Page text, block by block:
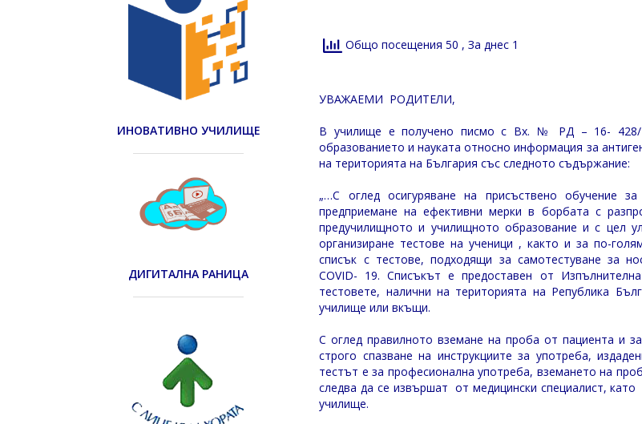
Общо посещения 50 , За днес 1
УВАЖАЕМИ РОДИТЕЛИ,
В училище е получено писмо с Вх. № РД – 16- 428/
образованието и науката относно информация за
на територията на България със следното съдържание:
„…С оглед осигуряване на присъствено обучение
предприемане на ефективни мерки в борбата с
предучилищното и училищното образование и с цел
организиране тестове на ученици , както и за по-
списък с тестове, подходящи за самотестуване за
COVID- 19. Списъкът е предоставен от
тестовете, налични на територията на Република
училище или вкъщи.
С оглед правилното вземане на проба от пациента и
строго спазване на инструкциите за употреба,
тестът е за професионална употреба, вземането на
следва да се извършат от медицински специалист,
училище.
ИНОВАТИВНО УЧИЛИЩЕ
ДИГИТАЛНА РАНИЦА